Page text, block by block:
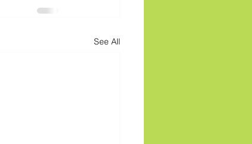
See All